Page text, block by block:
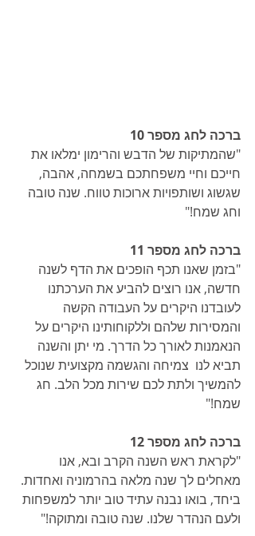
ברכה לחג מספר 10
"שהמתיקות של הדבש והרימון ימלאו את
חייכם וחיי משפחתכם בשמחה, אהבה,
שגשוג ושותפויות ארוכות טווח. שנה טובה
וחג שמח!"
ברכה לחג מספר 11
"בזמן שאנו תכף הופכים את הדף לשנה
חדשה, אנו רוצים להביע את הערכתנו
לעובדנו היקרים על העבודה הקשה
והמסירות שלהם וללקוחותינו היקרים על
הנאמנות לאורך כל הדרך. מי יתן והשנה
תביא לנו  צמיחה והגשמה מקצועית שנוכל
להמשיך ולתת לכם שירות מכל הלב. חג
שמח!"
ברכה לחג מספר 12
"לקראת ראש השנה הקרב ובא, אנו
מאחלים לך שנה מלאה בהרמוניה ואחדות.
ביחד, בואו נבנה עתיד טוב יותר למשפחות
ולעם הנהדר שלנו. שנה טובה ומתוקה!"